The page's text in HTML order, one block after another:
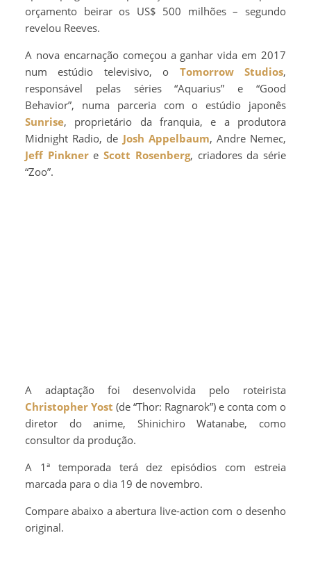
orçamento beirar os US$ 500 milhões – segundo
revelou Reeves.
A nova encarnação começou a ganhar vida em 2017
num estúdio televisivo, o Tomorrow Studios,
responsável pelas séries “Aquarius” e “Good
Behavior”, numa parceria com o estúdio japonês
Sunrise, proprietário da franquia, e a produtora
Midnight Radio, de Josh Appelbaum, Andre Nemec,
Jeff PinknereScott Rosenberg, criadores da série
“Zoo”.
A adaptação foi desenvolvida pelo roteirista
Christopher Yost (de “Thor: Ragnarok”) e conta com o
diretor do anime, Shinichiro Watanabe, como
consultor da produção.
A 1ª temporada terá dez episódios com estreia
marcada para o dia 19 de novembro.
Compare abaixo a abertura live-action com o desenho
original.